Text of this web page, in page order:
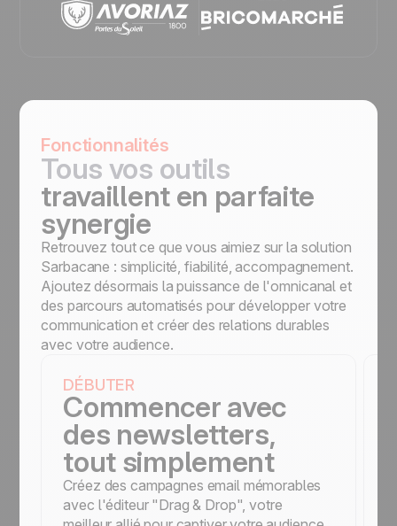
Fonctionnalités
Tous vos outils
travaillent en parfaite
synergie
Retrouvez tout ce que vous aimiez sur la solution
Sarbacane : simplicité, fiabilité, accompagnement.
Ajoutez désormais la puissance de l'omnicanal et
des parcours automatisés pour développer votre
communication et créer des relations durables
avec votre audience.
DÉBUTER
Commencer avec
des newsletters,
tout simplement
Créez des campagnes email mémorables
avec l'éditeur "Drag & Drop", votre